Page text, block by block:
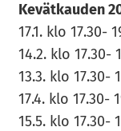
Ke­vät­kau­den
17.1. klo
14.2. klo 17.30-
13.3. klo
17.4. klo
15.5. klo 17.30-